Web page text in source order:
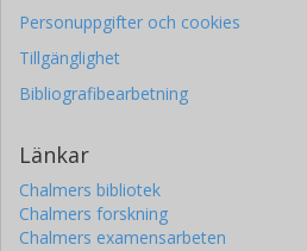
Personuppgifter och cookies
Tillgänglighet
Bibliografibearbetning
Länkar
Chalmers bibliotek
Chalmers forskning
Chalmers examensarbeten